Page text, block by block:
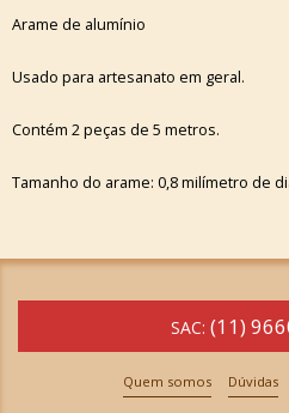
Arame de alumínio
Usado para artesanato em geral.
Contém 2 peças de 5 metros.
Tamanho do arame: 0,8 milímetro de
SAC: (11)
Quem somos Dúvidas